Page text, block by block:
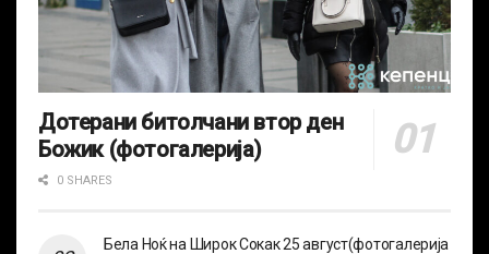
Дотерани битолчани втор ден
Божик (фотогалерија)
0 SHARES
Бела Ноќ на Широк Сокак 25 август(фотогалерија